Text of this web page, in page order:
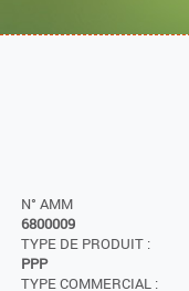
N° AMM
6800009
TYPE DE PRODUIT :
PPP
TYPE COMMERCIAL :